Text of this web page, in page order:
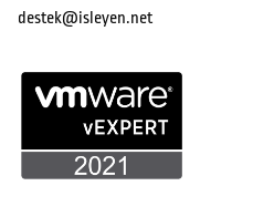
destek@isleyen.net